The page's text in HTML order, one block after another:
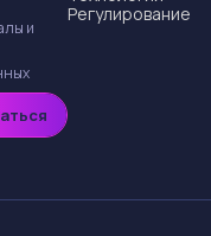
и
Регулирование